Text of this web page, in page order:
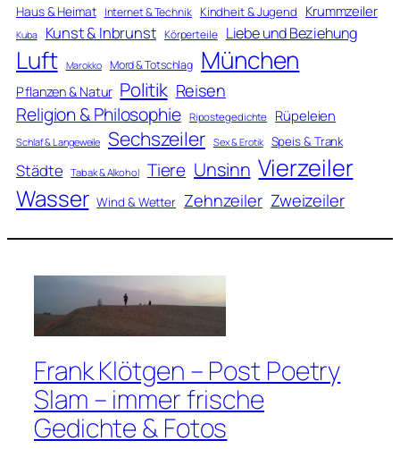
Haus & Heimat Internet & Technik Kindheit & Jugend Krummzeiler
Kuba Kunst & Inbrunst Körperteile Liebe und Beziehung
Luft Marokko Mord & Totschlag München
Pflanzen & Natur Politik Reisen
Religion & Philosophie Ripostegedichte Rüpeleien
Schlaf & Langeweile Sechszeiler Sex & Erotik Speis & Trank
Städte Tabak & Alkohol Tiere Unsinn Vierzeiler
Wasser Wind & Wetter Zehnzeiler Zweizeiler
Frank Klötgen – Post Poetry
Slam – immer frische
Gedichte & Fotos